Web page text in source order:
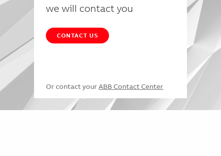
we will contact you
CONTACT US
Or contact your ABB Contact Center